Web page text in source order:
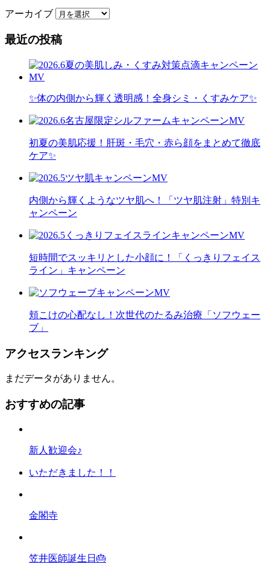
アーカイブ
最近の投稿
✨体の内側から輝く透明感！全身シミ・くすみケア✨
初夏の美肌応援！肝斑・毛穴・赤ら顔をまとめて徹底
ケア✨
内側から輝くようなツヤ肌へ！「ツヤ肌注射」特別キ
ャンペーン
短時間でスッキリとした小顔に！「くっきりフェイス
ライン」キャンペーン
頬こけの心配なし！次世代のたるみ治療「ソフウェー
ブ」
アクセスランキング
まだデータがありません。
おすすめの記事
新人歓迎会♪
いただきました！！
金閣寺
笠井医師誕生日🎂